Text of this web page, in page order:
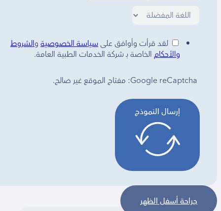
لقد قرأت وأوافق علىسياسة الخصوصيةوالشروط
والأحكامالخاصة بـ شركة الخدمات الطبية العامة.
Google reCaptcha: مفتاح الموقع غير صالح.
إرسال النموذج
جراحة أسفل الظهر